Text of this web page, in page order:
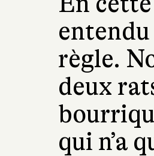
entendu
règle.
deux
qui n’a